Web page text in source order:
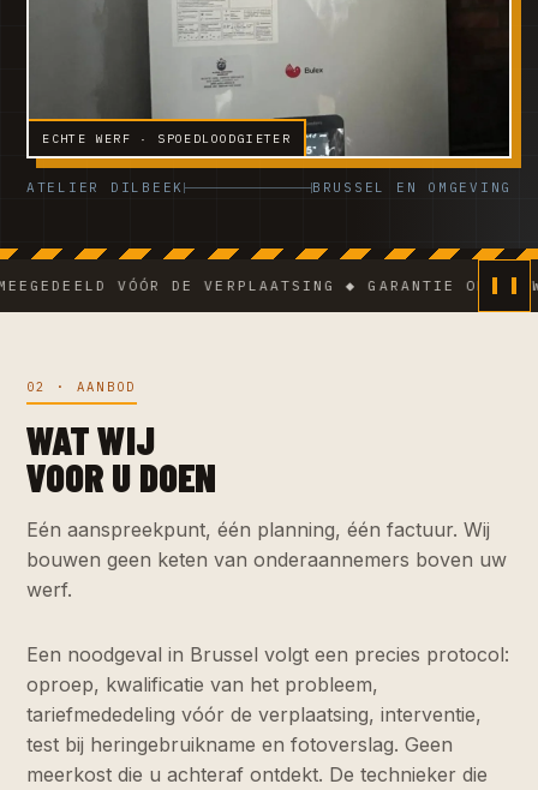
ECHTE WERF · SPOEDLOODGIETER
ATELIER DILBEEK BRUSSEL EN OMGEVING
VÓÓR DE VERPLAATSING ◆ GARANTIE OP DE
02 · AANBOD
WAT WIJ
VOOR U DOEN
Eén aanspreekpunt, één planning, één factuur. Wij
bouwen geen keten van onderaannemers boven uw
werf.
Een noodgeval in Brussel volgt een precies protocol:
oproep, kwalificatie van het probleem,
tariefmededeling vóór de verplaatsing, interventie,
test bij heringebruikname en fotoverslag. Geen
meerkost die u achteraf ontdekt. De technieker die